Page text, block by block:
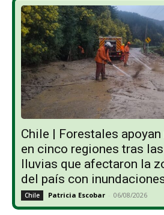
Chile | Forestales
en cinco regiones tras
lluvias que afectaron la
del país con
Chile Patricia Escobar - 06/08/2026